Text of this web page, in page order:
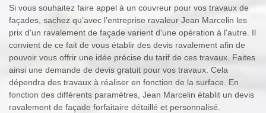
Si vous souhaitez faire appel à un couvreur pour vos travaux de
façades, sachez qu’avec l’entreprise ravaleur Jean Marcelin les
prix d'un ravalement de façade varient d'une opération à l'autre. Il
convient de ce fait de vous établir des devis ravalement afin de
pouvoir vous offrir une idée précise du tarif de ces travaux. Faites
ainsi une demande de devis gratuit pour vos travaux. Cela
dépendra des travaux à réaliser en fonction de la surface. En
fonction des différents paramètres, Jean Marcelin établit un devis
ravalement de façade forfaitaire détaillé et personnalisé.